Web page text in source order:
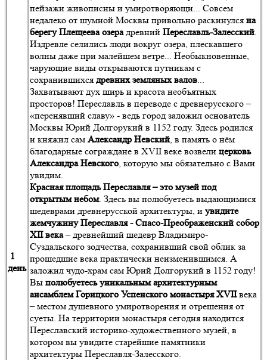
1
день
пейзажи живописны и умиротворяющи... Совсем
недалеко от шумной Москвы привольно раскинулся на
берегу Плещеева озерадревний Переславль-Залесский.
Издревле селились люди вокруг озера, плескавшего
волны даже при малейшем ветре... Необыкновенные,
чарующие виды открываются путникам с
сохранившихся древних земляных валов...
Захватывают дух ширь и красота необъятных
просторов! Переславль в переводе с древнерусского –
«перенявший славу» - ведь город заложил основатель
Москвы Юрий Долгорукий в 1152 году. Здесь родился
и княжил сам Александр Невский, в память о нём
благодарные сограждане в XVII веке возвели церковь
Александра Невского, которую мы обязательно с Вами
увидим.
Красная площадь Переславля – это музей под
открытым небом. Здесь вы полюбуетесь выдающимися
шедеврами древнерусской архитектуры, и увидите
жемчужину Переславля - Спасо-Преображенский собор
XII века– древнейший шедевр Владимиро-
Суздальского зодчества, сохранивший свой облик за
прошедшие века практически неизменившимся. А
заложил чудо-храм сам Юрий Долгорукий в 1152 году!
Вы полюбуетесь уникальным архитектурным
ансамблем Горицкого Успенского монастыря XVIIвека
– местом душевного умиротворения и отрешения от
суеты. На территории монастыря сегодня находится
Переславский историко-художественного музей, в
котором вы увидите старейшие памятники
архитектуры Переславля-Залесского.